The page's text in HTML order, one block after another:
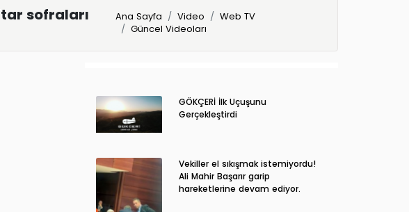
sofraları
Ana Sayfa Video
Web TV
Güncel Videoları
GÖKÇERİ İlk Uçuşunu
Gerçekleştirdi
Vekiller el sıkışmak istemiyordu!
Ali Mahir Başarır garip
hareketlerine devam ediyor.